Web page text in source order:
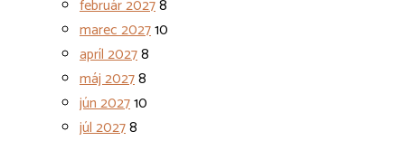
február 20278
marec 202710
apríl 20278
máj 20278
jún 202710
júl 20278